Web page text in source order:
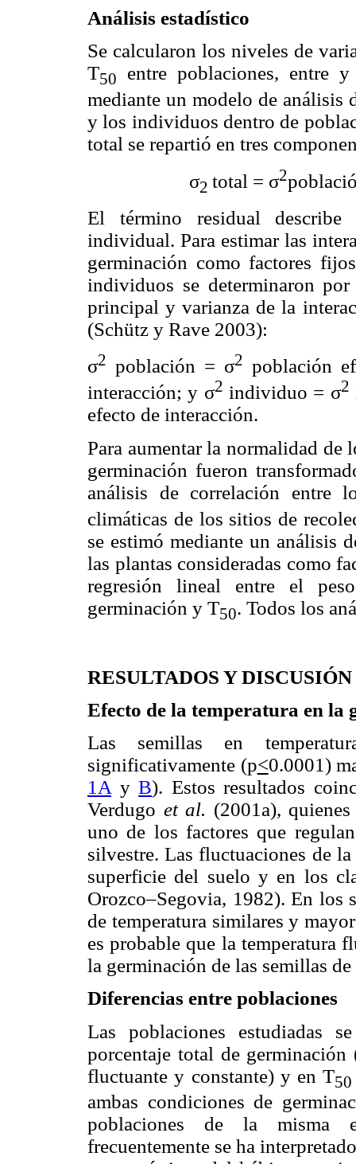
Análisis estadístico
Se calcularon los niveles de
T50
entre poblaciones, entre
mediante un modelo de análisis
y los individuos dentro de
total se repartió en tres
σ2 total = σ2
El término residual
individual. Para estimar las
germinación como factores
individuos se determinaron
principal y varianza de la
(Schütz y Rave 2003):
σ2 población = σ2 población
interacción; y σ2 individuo = σ2
efecto de interacción.
Para aumentar la normalidad de
germinación fueron
análisis de correlación entre
climáticas de los sitios de
se estimó mediante un análisis
las plantas consideradas como
regresión lineal entre el
germinación y T50. Todos los
RESULTADOS Y DISCUSIÓN
Efecto de la temperatura en la
Las semillas en
significativamente (p<0.0001)
1A yB). Estos resultados
Verdugo et al. (2001a),
uno de los factores que
silvestre. Las fluctuaciones de
superficie del suelo y en los
Orozco–Segovia, 1982). En los
de temperatura similares y
es probable que la temperatura
la germinación de las semillas
Diferencias entre poblaciones
Las poblaciones estudiadas
porcentaje total de
fluctuante y constante) y en T50
ambas condiciones de
poblaciones de la misma
frecuentemente se ha